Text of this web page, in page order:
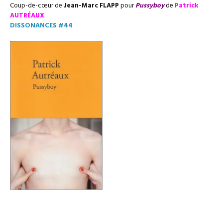
Coup-de-cœur de Jean-Marc FLAPPpourPussyboyde Patrick
AUTRÉAUX
DISSONANCES #44